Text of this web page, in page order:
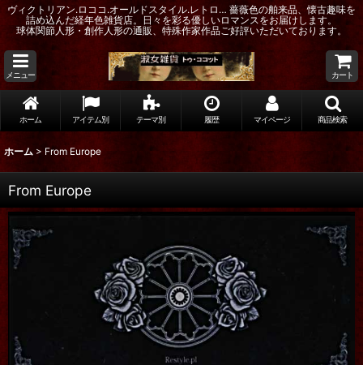
ヴィクトリアン.ロココ.オールドスタイル.レトロ… 薔薇色の舶来品、懐古趣味を
詰め込んだ経年色雑貨店。日々を彩る優しいロマンスをお届けします。
球体関節人形・創作人形の通販、特殊作家作品ご好評いただいております。
メニュー カート
ホーム アイテム別 テーマ別 履歴 マイページ 商品検索
ホーム > From Europe
From Europe